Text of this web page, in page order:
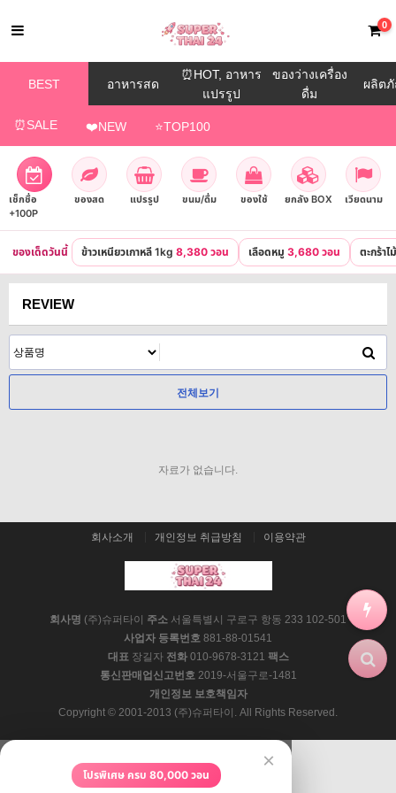
0
BEST
⏰SALE ❤️NEW ⭐TOP100
อาหารสด
⏰HOT, อาหาร
แปรรูป
ของว่างเครื่อง
ดื่ม
ผลิต
เช็กชื่อ
+100P
ของสด แปรรูป ขนม/ดื่ม ของใช้ ยกลัง BOX เวียดนาม
ของเด็ดวันนี้ ข้าวเหนียวเกาหลี 1kg 8,380 วอน เลือดหมู 3,680 วอน ตะกร้า
REVIEW
전체보기
자료가 없습니다.
회사소개 개인정보 취급방침 이용약관
회사명 (주)슈퍼타이 주소 서울특별시 구로구 항동 233 102-501
사업자 등록번호 881-88-01541
대표장길자 전화010-9678-3121 팩스
통신판매업신고번호2019-서울구로-1481
개인정보 보호책임자
Copyright © 2001-2013 (주)슈퍼타이. All Rights Reserved.
×
โปรพิเศษ ครบ 80,000 วอน